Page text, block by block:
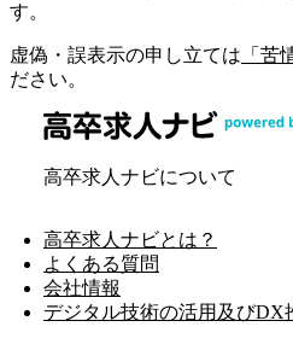
す。
虚偽・誤表示の申し立ては 「苦
ださい。
高卒求人ナビについて
高卒求人ナビとは？
よくある質問
会社情報
デジタル技術の活用及びDX